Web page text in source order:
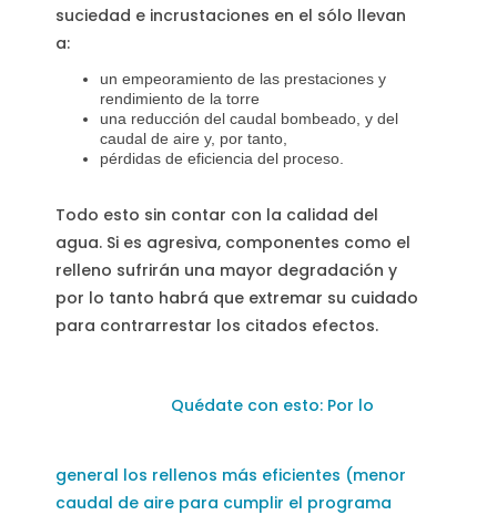
suciedad e incrustaciones en el sólo llevan
a:
un empeoramiento de las prestaciones y
rendimiento de la torre
una reducción del caudal bombeado, y del
caudal de aire y, por tanto,
pérdidas de eficiencia del proceso.
Todo esto sin contar con la calidad del
agua. Si es agresiva, componentes como el
relleno sufrirán una mayor degradación y
por lo tanto habrá que extremar su cuidado
para contrarrestar los citados efectos.
Quédate con esto: Por lo
general los rellenos más eficientes (menor
caudal de aire para cumplir el programa